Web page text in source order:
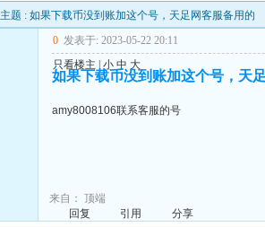
主题 : 如果下载币没到账加这个号，天足网客服备用的
0 发表于: 2023-05-22 20:11
只看楼主
小 中 大
如果下载币没到账加这个号，天
amy8008106联系客服的号
来自： 顶端
回复
引用 分享